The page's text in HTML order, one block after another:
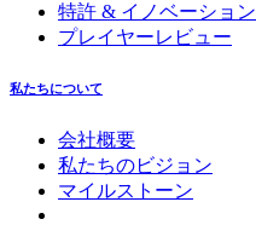
特許 & イノベーション
プレイヤーレビュー
私たちについて
会社概要
私たちのビジョン
マイルストーン